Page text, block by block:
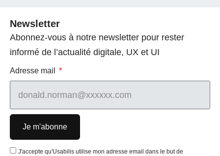
Newsletter
Abonnez-vous à notre newsletter pour rester
informé de l’actualité digitale, UX et UI
Adresse mail
Je m'abonne
J'accepte qu'Usabilis utilise mon adresse email dans le but de